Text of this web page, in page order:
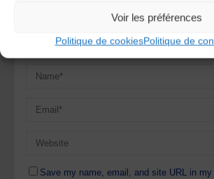
Voir les préférences
Politique de cookiesPolitique de
Save my name, email, and site URL in